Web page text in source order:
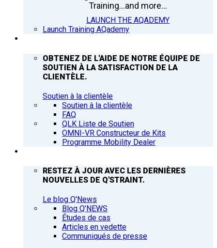
Training...and more...
LAUNCH THE AQADEMY
Launch Training AQademy
OBTENEZ DE L'AIDE DE NOTRE ÉQUIPE DE
SOUTIEN À LA SATISFACTION DE LA
CLIENTÈLE.
Soutien à la clientèle
Soutien à la clientèle
FAQ
QLK Liste de Soutien
OMNI-VR Constructeur de Kits
Programme Mobility Dealer
RESTEZ À JOUR AVEC LES DERNIÈRES
NOUVELLES DE Q'STRAINT.
Le blog Q'News
Blog Q’NEWS
Études de cas
Articles en vedette
Communiqués de presse